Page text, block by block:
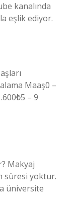
kanalında
eşlik ediyor.
Maaş0 –
– 9
Makyaj
süresi yoktur.
üniversite